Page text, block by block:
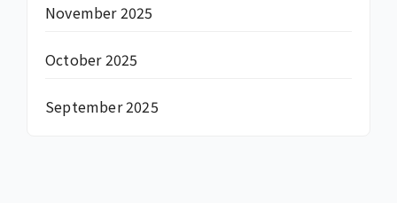
November 2025
October 2025
September 2025